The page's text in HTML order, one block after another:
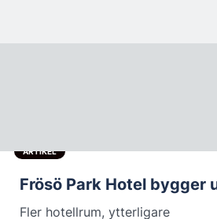
ARTIKEL
Frösö Park Hotel bygger
Fler hotellrum, ytterligare